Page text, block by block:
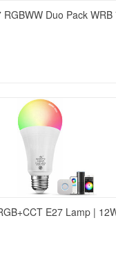
Duo Pack WRB
E27 Lamp |